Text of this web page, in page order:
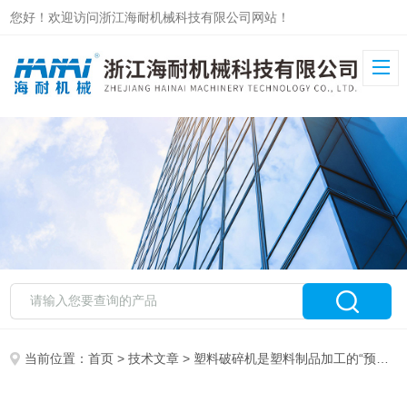
您好！欢迎访问浙江海耐机械科技有限公司网站！
当前位置：首页 >技术文章 > 塑料破碎机是塑料制品加工的“预处理大师”